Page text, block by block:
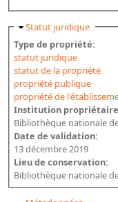
Masquer
Statut juridique
Type de propriété:
statut juridique
statut de la propriété
propriété publique
propriété de
Institution
Bibliothèque nationale
Date de validation:
13 décembre 2019
Lieu de conservation:
Bibliothèque nationale